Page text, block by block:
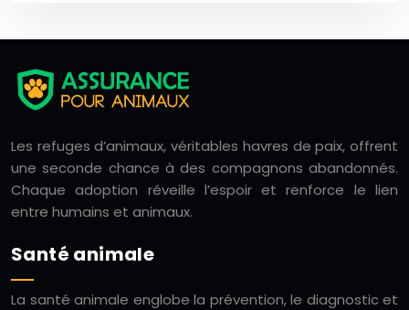
Les refuges d’animaux, véritables havres de paix, offrent
une seconde chance à des compagnons abandonnés.
Chaque adoption réveille l’espoir et renforce le lien
entre humains et animaux.
Santé animale
La santé animale englobe la prévention, le diagnostic et